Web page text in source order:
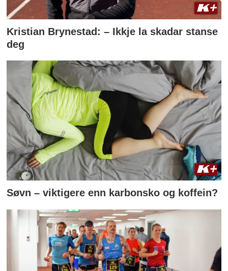
Kristian Brynestad: – Ikkje la skadar stanse
deg
Søvn – viktigere enn karbonsko og koffein?